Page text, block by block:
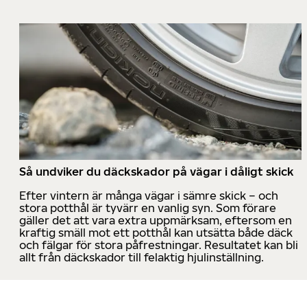
Så undviker du däckskador på vägar i dåligt skick
Efter vintern är många vägar i sämre skick – och
stora potthål är tyvärr en vanlig syn. Som förare
gäller det att vara extra uppmärksam, eftersom en
kraftig smäll mot ett potthål kan utsätta både däck
och fälgar för stora påfrestningar. Resultatet kan bli
allt från däckskador till felaktig hjulinställning.